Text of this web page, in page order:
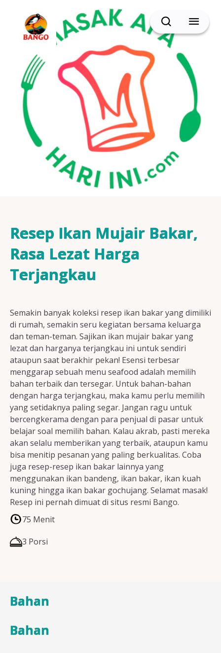
BACK
Resep Sate
Resep Semur
Resep Daging
Resep Ikan
Resep Tempe/Tahu
Resep Sayuran
Semua Resep
Cari
Resep Ikan Mujair Bakar,
Rasa Lezat Harga
Terjangkau
Semakin banyak koleksi resep ikan bakar yang dimiliki
di rumah, semakin seru kegiatan bersama keluarga
dan teman-teman. Sajikan ikan mujair bakar yang
lezat dan harganya terjangkau ini untuk sendiri
ataupun saat berakhir pekan! Esensi terbesar
menggarap sebuah menu seafood adalah memilih
bahan terbaik dan tersegar. Untuk bahan-bahan
dengan harga terjangkau, maka kamu perlu memilih
yang setidaknya paling segar. Jangan ragu untuk
bercengkerama dengan para penjual di pasar untuk
belajar soal memilih bahan. Kalau akrab, pasti mereka
akan selalu memberikan yang terbaik, ataupun kamu
bisa menitip pesanan yang paling berkualitas. Coba
juga resep-resep ikan bakar lainnya yang
menggunakan ikan bandeng, ikan bakar, ikan kuah
kuning hingga ikan bakar gochujang. Selamat masak!
Resep ini pernah dimuat di situs resmi Bango.
75 Menit
3 Porsi
Bahan
Bahan